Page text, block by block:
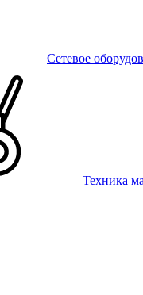
Сетевое
Техника